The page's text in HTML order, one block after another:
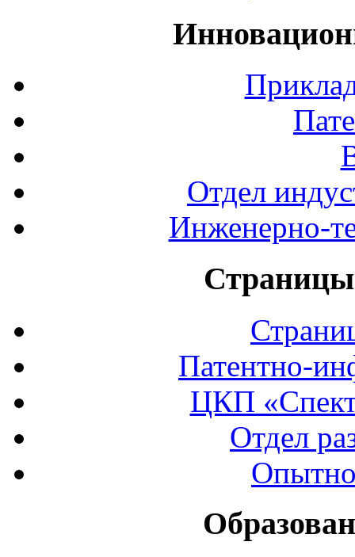
Отдел
Инженерно-
Страницы
Патентно-
ЦКП
Отдел